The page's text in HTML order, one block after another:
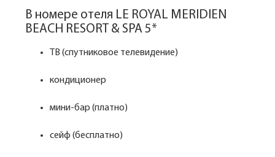
В номере отеля LE ROYAL MERIDIEN
BEACH RESORT & SPA 5*
ТВ (спутниковое телевидение)
кондиционер
мини-бар (платно)
сейф (бесплатно)